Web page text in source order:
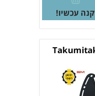
קנה עכשיו!